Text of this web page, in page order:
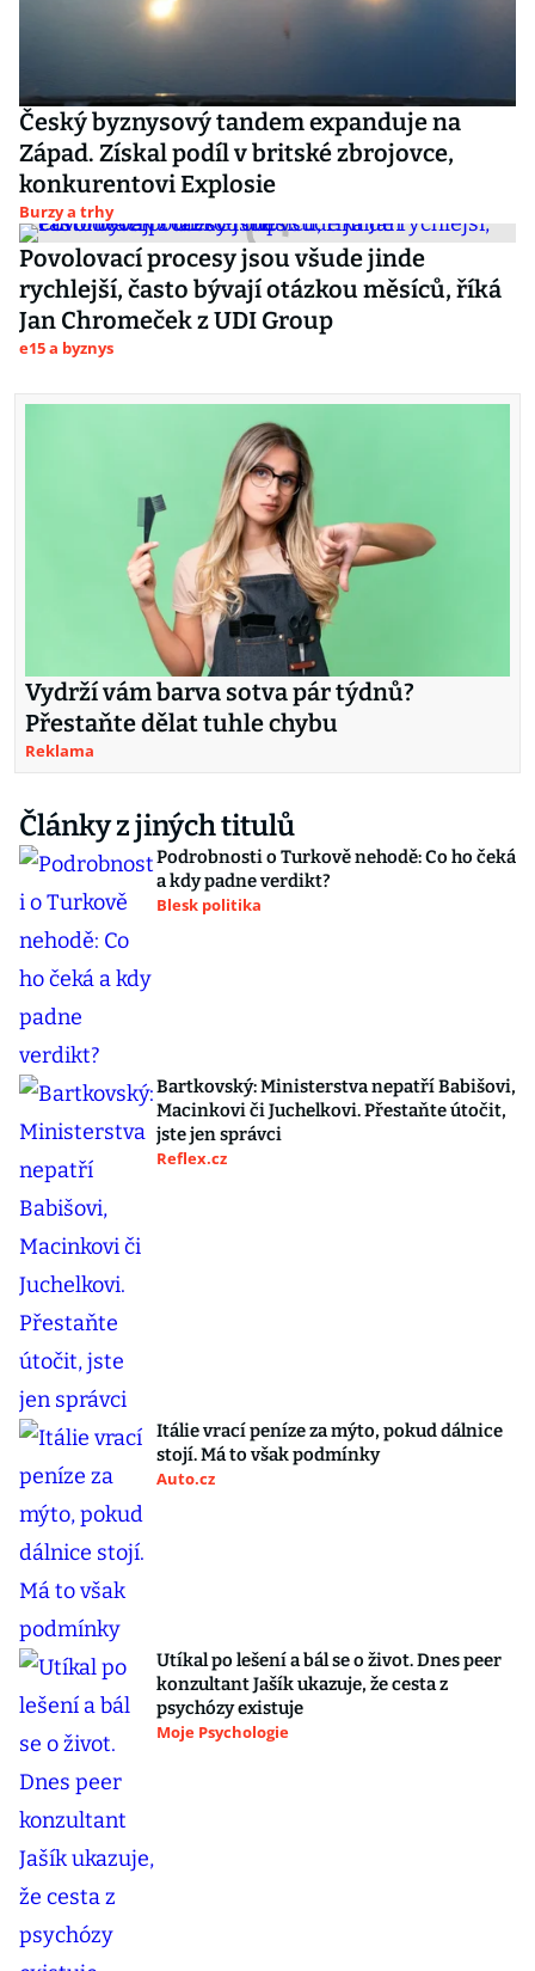
Český byznysový tandem expanduje na
Západ. Získal podíl v britské zbrojovce,
konkurentovi Explosie
Burzy a trhy
Povolovací procesy jsou všude jinde
rychlejší, často bývají otázkou měsíců, říká
Jan Chromeček z UDI Group
e15 a byznys
Vydrží vám barva sotva pár týdnů?
Přestaňte dělat tuhle chybu
Reklama
Články z jiných titulů
Podrobnosti o Turkově nehodě: Co ho čeká
a kdy padne verdikt?
Blesk politika
Bartkovský: Ministerstva nepatří Babišovi,
Macinkovi či Juchelkovi. Přestaňte útočit,
jste jen správci
Reflex.cz
Itálie vrací peníze za mýto, pokud dálnice
stojí. Má to však podmínky
Auto.cz
Utíkal po lešení a bál se o život. Dnes peer
konzultant Jašík ukazuje, že cesta z
psychózy existuje
Moje Psychologie